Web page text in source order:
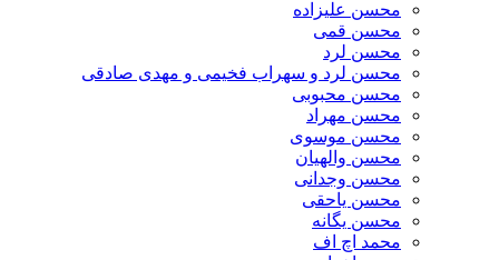
محسن علیزاده
محسن قمی
محسن لرد
محسن لرد و سهراب فخیمی و مهدی صادقی
محسن محبوبی
محسن مهراد
محسن موسوی
محسن والهیان
محسن وجدانی
محسن یاحقی
محسن یگانه
محمد اچ اف